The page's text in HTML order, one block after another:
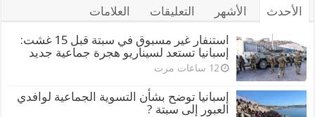
الأحدث الأشهر التعليقات العلامات
استنفار غير مسبوق في سبتة قبل 15 غشت:
إسبانيا تستعد لسيناريو هجرة جماعية جديد
12 ساعات مرت
إسبانيا توضح بشأن التسوية الجماعية لوافدي
العبور إلى سبتة ?